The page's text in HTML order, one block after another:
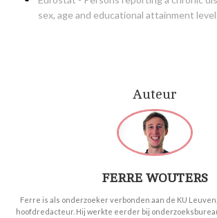
sex, age and educational attainment
Auteur
FERRE WOUTERS
Ferre is als onderzoeker verbonden aan de KU
hoofdredacteur. Hij werkte eerder bij